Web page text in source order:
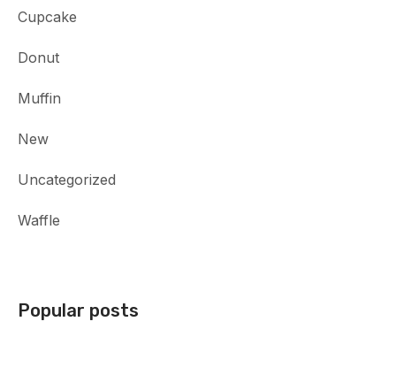
Cupcake
Donut
Muffin
New
Uncategorized
Waffle
Popular posts